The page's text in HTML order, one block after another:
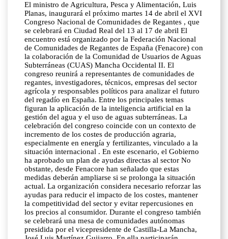
El ministro de Agricultura, Pesca y Alimentación, Luis
Planas, inaugurará el próximo martes 14 de abril el XVI
Congreso Nacional de Comunidades de Regantes , que
se celebrará en Ciudad Real del 13 al 17 de abril El
encuentro está organizado por la Federación Nacional
de Comunidades de Regantes de España (Fenacore) con
la colaboración de la Comunidad de Usuarios de Aguas
Subterráneas (CUAS) Mancha Occidental II. El
congreso reunirá a representantes de comunidades de
regantes, investigadores, técnicos, empresas del sector
agrícola y responsables políticos para analizar el futuro
del regadío en España. Entre los principales temas
figuran la aplicación de la inteligencia artificial en la
gestión del agua y el uso de aguas subterráneas. La
celebración del congreso coincide con un contexto de
incremento de los costes de producción agraria,
especialmente en energía y fertilizantes, vinculado a la
situación internacional . En este escenario, el Gobierno
ha aprobado un plan de ayudas directas al sector No
obstante, desde Fenacore han señalado que estas
medidas deberán ampliarse si se prolonga la situación
actual. La organización considera necesario reforzar las
ayudas para reducir el impacto de los costes, mantener
la competitividad del sector y evitar repercusiones en
los precios al consumidor. Durante el congreso también
se celebrará una mesa de comunidades autónomas
presidida por el vicepresidente de Castilla-La Mancha,